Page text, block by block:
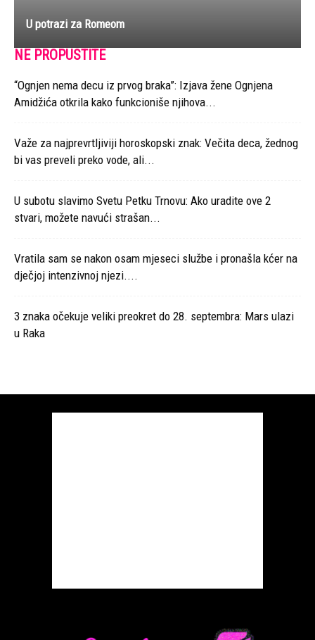
U potrazi za Romeom
NE PROPUSTITE
“Ognjen nema decu iz prvog braka”: Izjava žene Ognjena
Amidžića otkrila kako funkcioniše njihova...
Važe za najprevrtljiviji horoskopski znak: Večita deca, žednog
bi vas preveli preko vode, ali...
U subotu slavimo Svetu Petku Trnovu: Ako uradite ove 2
stvari, možete navući strašan...
Vratila sam se nakon osam mjeseci službe i pronašla kćer na
dječjoj intenzivnoj njezi....
3 znaka očekuje veliki preokret do 28. septembra: Mars ulazi
u Raka